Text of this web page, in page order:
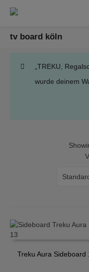
tv board köln
„TREKU,
wurde deinem
Treku Aura Sideboard